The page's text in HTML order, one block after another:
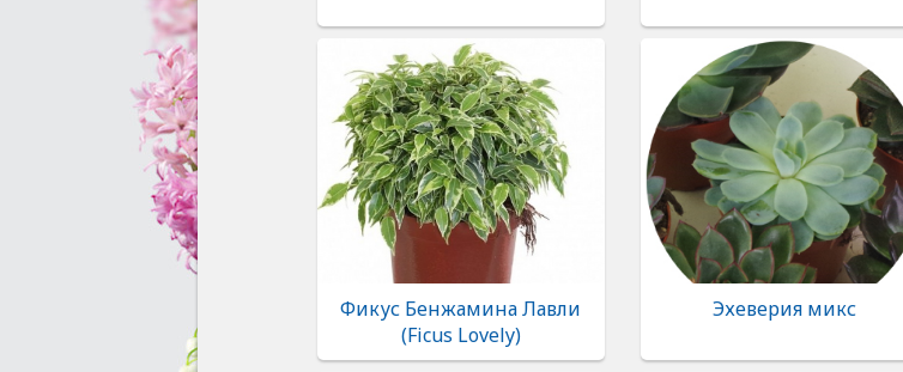
Фикус Бенжамина Лавли
(Ficus Lovely)
Эхеверия микс